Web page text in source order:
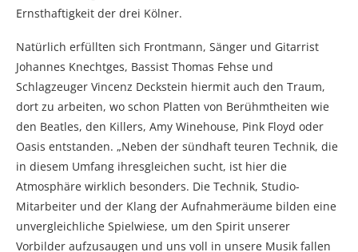
Ernsthaftigkeit der drei Kölner.
Natürlich erfüllten sich Frontmann, Sänger und Gitarrist
Johannes Knechtges, Bassist Thomas Fehse und
Schlagzeuger Vincenz Deckstein hiermit auch den Traum,
dort zu arbeiten, wo schon Platten von Berühmtheiten wie
den Beatles, den Killers, Amy Winehouse, Pink Floyd oder
Oasis entstanden. „Neben der sündhaft teuren Technik, die
in diesem Umfang ihresgleichen sucht, ist hier die
Atmosphäre wirklich besonders. Die Technik, Studio-
Mitarbeiter und der Klang der Aufnahmeräume bilden eine
unvergleichliche Spielwiese, um den Spirit unserer
Vorbilder aufzusaugen und uns voll in unsere Musik fallen